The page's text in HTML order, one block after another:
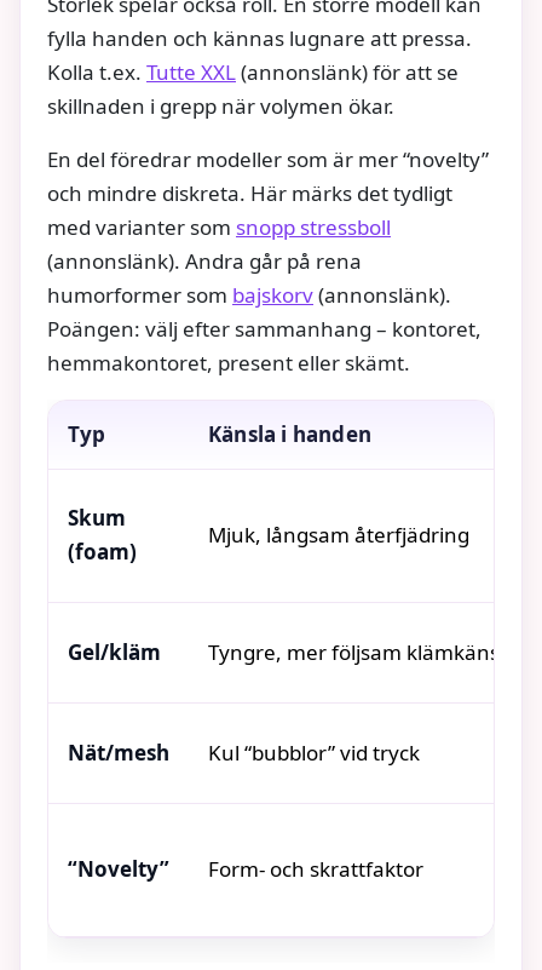
fylla handen och kännas lugnare att pressa.
Kolla t.ex. Tutte XXL(annonslänk) för att se
skillnaden i grepp när volymen ökar.
En del föredrar modeller som är mer “novelty”
och mindre diskreta. Här märks det tydligt
med varianter som snopp stressboll
(annonslänk). Andra går på rena
humorformer som bajskorv(annonslänk).
Poängen: välj efter sammanhang – kontoret,
hemmakontoret, present eller skämt.
Typ Känsla i handen
Skum
(foam)
Mjuk, långsam återfjädring
Gel/kläm Tyngre, mer följsam klämkänsla
Nät/mesh Kul “bubblor” vid tryck
“Novelty” Form- och skrattfaktor